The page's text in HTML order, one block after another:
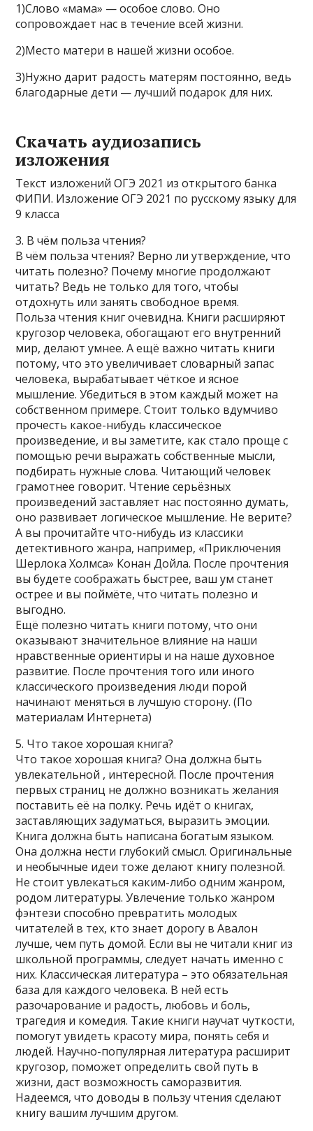
1)Слово «мама» — особое слово. Оно
сопровождает нас в течение всей жизни.
2)Место матери в нашей жизни особое.
3)Нужно дарит радость матерям постоянно, ведь
благодарные дети — лучший подарок для них.
Скачать аудиозапись
изложения
Текст изложений ОГЭ 2021 из открытого банка
ФИПИ. Изложение ОГЭ 2021 по русскому языку для
9 класса
3. В чём польза чтения?
В чём польза чтения? Верно ли утверждение, что
читать полезно? Почему многие продолжают
читать? Ведь не только для того, чтобы
отдохнуть или занять свободное время.
Польза чтения книг очевидна. Книги расширяют
кругозор человека, обогащают его внутренний
мир, делают умнее. А ещё важно читать книги
потому, что это увеличивает словарный запас
человека, вырабатывает чёткое и ясное
мышление. Убедиться в этом каждый может на
собственном примере. Стоит только вдумчиво
прочесть какое-нибудь классическое
произведение, и вы заметите, как стало проще с
помощью речи выражать собственные мысли,
подбирать нужные слова. Читающий человек
грамотнее говорит. Чтение серьёзных
произведений заставляет нас постоянно думать,
оно развивает логическое мышление. Не верите?
А вы прочитайте что-нибудь из классики
детективного жанра, например, «Приключения
Шерлока Холмса» Конан Дойла. После прочтения
вы будете соображать быстрее, ваш ум станет
острее и вы поймёте, что читать полезно и
выгодно.
Ещё полезно читать книги потому, что они
оказывают значительное влияние на наши
нравственные ориентиры и на наше духовное
развитие. После прочтения того или иного
классического произведения люди порой
начинают меняться в лучшую сторону. (По
материалам Интернета)
5. Что такое хорошая книга?
Что такое хорошая книга? Она должна быть
увлекательной , интересной. После прочтения
первых страниц не должно возникать желания
поставить её на полку. Речь идёт о книгах,
заставляющих задуматься, выразить эмоции.
Книга должна быть написана богатым языком.
Она должна нести глубокий смысл. Оригинальные
и необычные идеи тоже делают книгу полезной.
Не стоит увлекаться каким-либо одним жанром,
родом литературы. Увлечение только жанром
фэнтези способно превратить молодых
читателей в тех, кто знает дорогу в Авалон
лучше, чем путь домой. Если вы не читали книг из
школьной программы, следует начать именно с
них. Классическая литература – это обязательная
база для каждого человека. В ней есть
разочарование и радость, любовь и боль,
трагедия и комедия. Такие книги научат чуткости,
помогут увидеть красоту мира, понять себя и
людей. Научно-популярная литература расширит
кругозор, поможет определить свой путь в
жизни, даст возможность саморазвития.
Надеемся, что доводы в пользу чтения сделают
книгу вашим лучшим другом.